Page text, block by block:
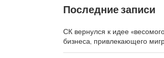
Последние записи
СК вернулся к идее
бизнеса, привлекающего